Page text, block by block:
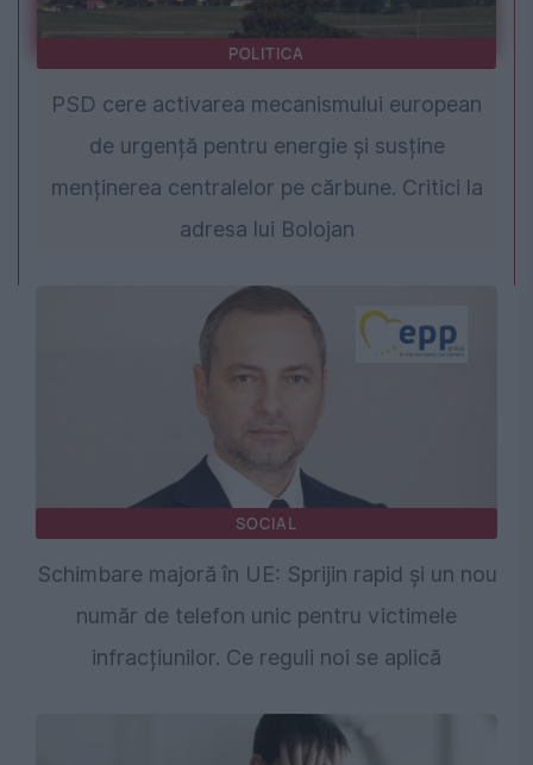
POLITICA
PSD cere activarea mecanismului european
de urgență pentru energie și susține
menținerea centralelor pe cărbune. Critici la
adresa lui Bolojan
SOCIAL
Schimbare majoră în UE: Sprijin rapid și un nou
număr de telefon unic pentru victimele
infracțiunilor. Ce reguli noi se aplică